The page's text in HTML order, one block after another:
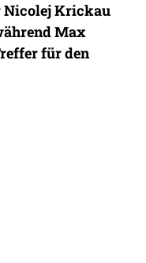
Nicolej Krickau
Max
für den